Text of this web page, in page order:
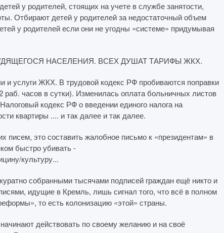
родителей, стоящих на учете в службе занятости,
Отбирают детей у родителей за недостаточный объем
у родителей если они не угодны «системе» придумывая
НАСЕЛЕНИЯ. ВСЕХ ДУШАТ ТАРИФЫ ЖКХ.
и услуги ЖКХ. В трудовой кодекс РФ пробиваются поправки
раб. часов в сутки). Изменилась оплата больничных листов
кодекс РФ о введении единого налога на
квартиры .... и так далее и так далее.
писем, это составить жалобное письмо к «президентам» в
быстро убивать -
культуру...
собранными тысячами подписей граждан ещё никто и
идущие в Кремль, лишь сигнал того, что всё в полном
то есть колонизацию «этой» страны.
действовать по своему желанию и на своё